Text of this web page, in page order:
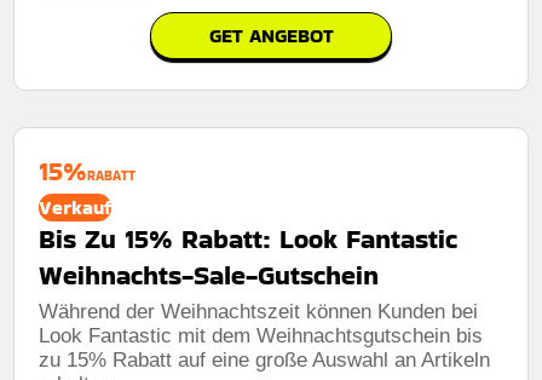
GET ANGEBOT
15%RABATT
Verkauf
Bis Zu 15% Rabatt: Look Fantastic
Weihnachts-Sale-Gutschein
Während der Weihnachtszeit können Kunden bei
Look Fantastic mit dem Weihnachtsgutschein bis
zu 15% Rabatt auf eine große Auswahl an Artikeln